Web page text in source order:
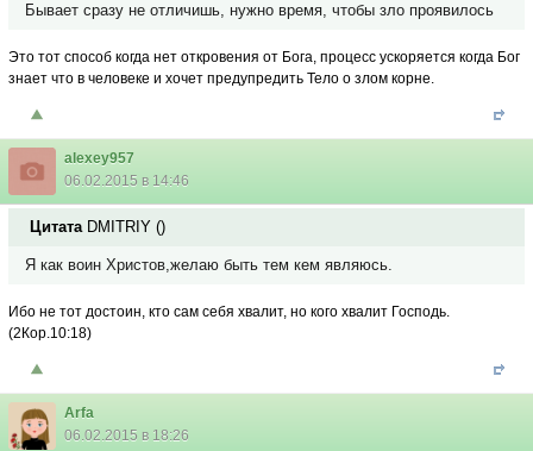
Бывает сразу не отличишь, нужно время, чтобы зло проявилось
Это тот способ когда нет откровения от Бога, процесс ускоряется когда Бог
знает что в человеке и хочет предупредить Тело о злом корне.
alexey957
06.02.2015 в 14:46
Цитата DMITRIY ()
Я как воин Христов,желаю быть тем кем являюсь.
Ибо не тот достоин, кто сам себя хвалит, но кого хвалит Господь.
(2Кор.10:18)
Arfa
06.02.2015 в 18:26